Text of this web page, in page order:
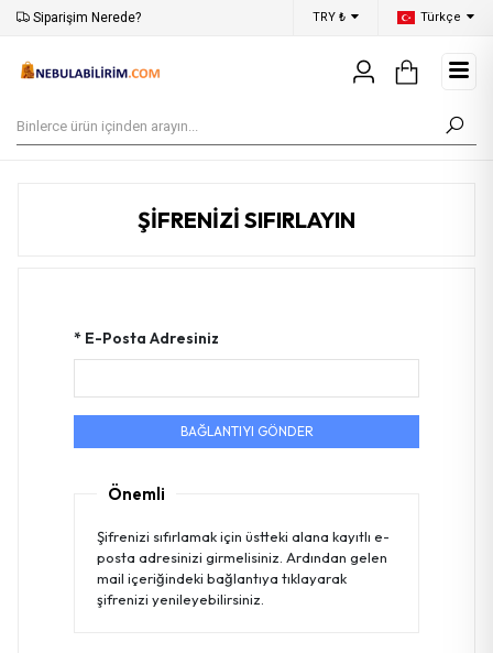
Siparişim Nerede? Aynı Gün Kargo
TRY ₺ Türkçe
ŞİFRENİZİ SIFIRLAYIN
* E-Posta Adresiniz
BAĞLANTIYI GÖNDER
Önemli
Şifrenizi sıfırlamak için üstteki alana kayıtlı e-
posta adresinizi girmelisiniz. Ardından gelen
mail içeriğindeki bağlantıya tıklayarak
şifrenizi yenileyebilirsiniz.